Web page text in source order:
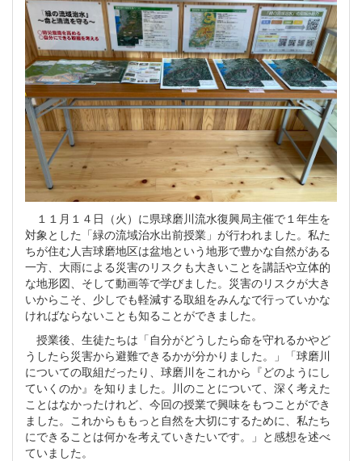
１１月１４日（火）に県球磨川流水復興局主催で１年生を
対象とした「緑の流域治水出前授業」が行われました。私た
ちが住む人吉球磨地区は盆地という地形で豊かな自然がある
一方、大雨による災害のリスクも大きいことを講話や立体的
な地形図、そして動画等で学びました。災害のリスクが大き
いからこそ、少しでも軽減する取組をみんなで行っていかな
ければならないことも知ることができました。
授業後、生徒たちは「自分がどうしたら命を守れるかやど
うしたら災害から避難できるかが分かりました。」「球磨川
についての取組だったり、球磨川をこれから『どのようにし
ていくのか』を知りました。川のことについて、深く考えた
ことはなかったけれど、今回の授業で興味をもつことができ
ました。これからももっと自然を大切にするために、私たち
にできることは何かを考えていきたいです。」と感想を述べ
ていました。